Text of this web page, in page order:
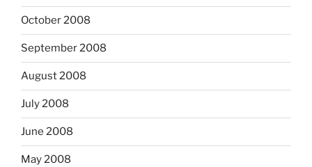
October 2008
September 2008
August 2008
July 2008
June 2008
May 2008